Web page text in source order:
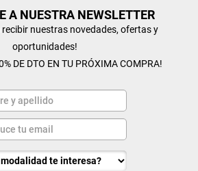
A NUESTRA NEWSLETTER
recibir nuestras novedades, ofertas y
oportunidades!
DE DTO EN TU PRÓXIMA COMPRA!